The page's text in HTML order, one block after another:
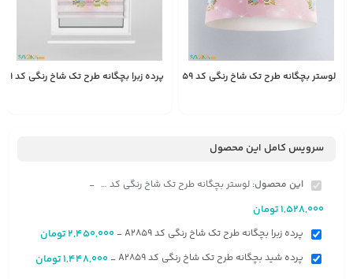
لوستر بچگانه طرح تک شاخ رنگی کد A2859 پرده زبرا بچگانه طرح تک شاخ رنگی کد A2859
سرویس کامل این محصول
این محصول: لوستر بچگانه طرح تک شاخ رنگی کد A2859 -
1,528,000تومان
پرده زبرا بچگانه طرح تک شاخ رنگی کد A2859 -
2,450,000تومان
پرده شید بچگانه طرح تک شاخ رنگی کد A2859 -
1,448,000تومان